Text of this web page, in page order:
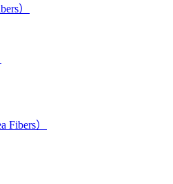
）
Fibers）